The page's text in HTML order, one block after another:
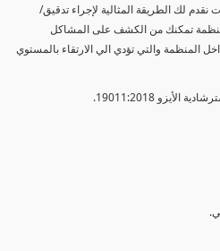
لك الطريقة المثالية لإجراء تدقيق/
تمكنك من الكشف على المشاكل
المنظمة والتي تؤدي الي الارتقاء بالمستوي
19011:2018.